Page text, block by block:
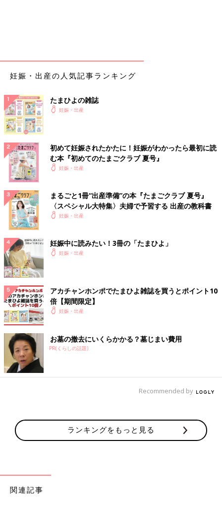
深夜だと、船の定期便も無いので、
うことに。
すぐに乗っていけるのかと思いきや、乗るまでの道のりがまず長
かったという…！
生まれたりしないですかね！？」と確認していた私。
「いや、１人目ですし、大丈夫でしょう！陣痛きてからいらして
ください～！」
先生…。
船で生まれた子どもとか…
妊娠・出産の人気記事ランキング
たまひよの雑誌
妊娠・出産
初めて妊娠されたかたに！妊娠がわかったら最初に読
む本『初めてのたまごクラブ 夏号』
妊娠・出産
まるごと1冊“出産準備”の本『たまごクラブ 夏号』
〈スペシャル大特集〉夫婦で予習する 出産の教科書
妊娠・出産
妊娠中に読みたい！3冊の「たまひよ」
妊娠・出産
アカチャンホンポでたまひよ雑誌を買うとポイント10
倍【期間限定】
妊娠・出産
お墓の撤去にいくらかかる？墓じまい費用
PR(くらしの話題)
Recommended by
ランキングをもっと見る
関連記事